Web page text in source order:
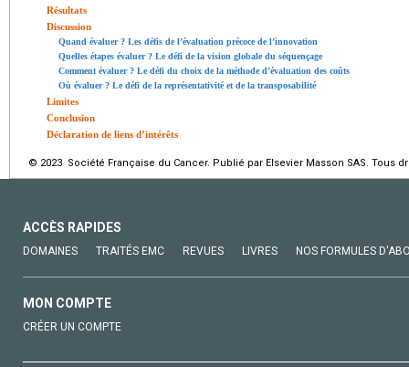
Résultats
Discussion
Quand évaluer ? Les défis de l’évaluation précoce de l’innovation
Quelles étapes évaluer ? Le défi de la vision globale du séquençage
Comment évaluer ? Le défi du choix de la méthode d’évaluation des coûts
Où évaluer ? Le défi de la représentativité et de la transposabilité
Limites
Conclusion
Déclaration de liens d’intérêts
© 2023 Société Française du Cancer. Publié par Elsevier Masson SAS. Tous
ACCÈS RAPIDES
DOMAINES TRAITÉS EMC REVUES LIVRES NOS FORMULES
MON COMPTE
CRÉER UN COMPTE